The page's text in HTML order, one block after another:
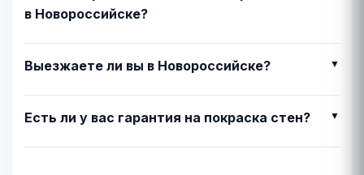
в Новороссийске?
Выезжаете ли вы в Новороссийске?
Есть ли у вас гарантия на покраска стен?